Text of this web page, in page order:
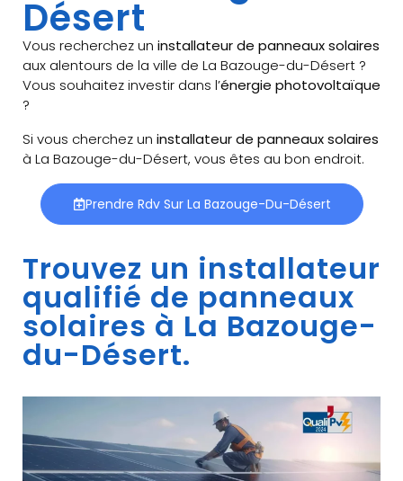
Désert
Vous recherchez un installateur de panneaux solaires
aux alentours de la ville de La Bazouge-du-Désert ?
Vous souhaitez investir dans l’énergie photovoltaïque
?
Si vous cherchez un installateur de panneaux solaires
à La Bazouge-du-Désert, vous êtes au bon endroit.
Prendre Rdv Sur La Bazouge-Du-Désert
Trouvez un installateur
qualifié de panneaux
solaires à La Bazouge-
du-Désert.